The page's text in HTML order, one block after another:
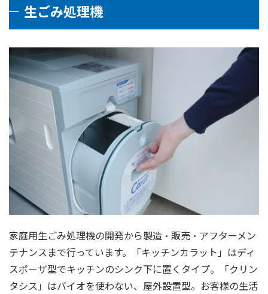
生ごみ処理機
家庭用生ごみ処理機の開発から製造・販売・アフターメン
テナンスまで行っています。「キッチンカラット」はディ
スポーザ型でキッチンのシンク下に置くタイプ。「クリン
タシス」はバイオを使わない、屋外設置型。お客様の生活